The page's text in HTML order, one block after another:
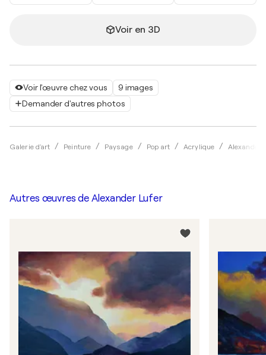
Voir l'œuvre chez vous
9 images
Demander d'autres photos
Galerie d'art Peinture Paysage Pop art Acrylique Alexander
Voir en 3D
Autres œuvres de Alexander Lufer